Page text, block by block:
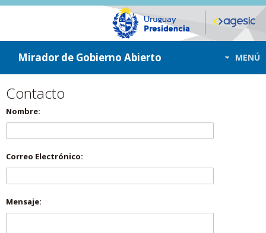
ir a contenido
ir al menú
Mirador de Gobierno Abierto MENÚ
Contacto
Nombre:
Correo Electrónico:
Mensaje: